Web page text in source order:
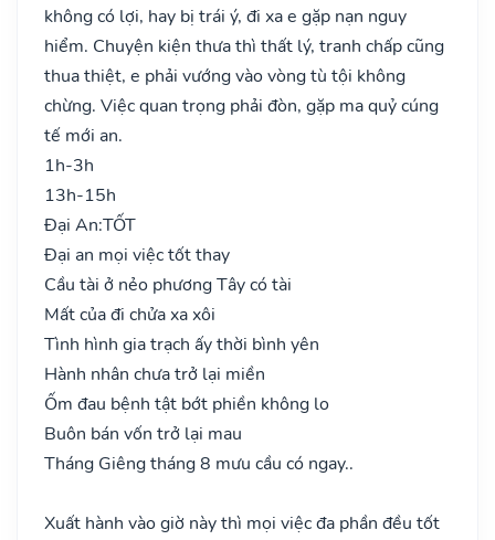
không có lợi, hay bị trái ý, đi xa e gặp nạn nguy
hiểm. Chuyện kiện thưa thì thất lý, tranh chấp cũng
thua thiệt, e phải vướng vào vòng tù tội không
chừng. Việc quan trọng phải đòn, gặp ma quỷ cúng
tế mới an.
1h-3h
13h-15h
Đại An:TỐT
Đại an mọi việc tốt thay
Cầu tài ở nẻo phương Tây có tài
Mất của đi chửa xa xôi
Tình hình gia trạch ấy thời bình yên
Hành nhân chưa trở lại miền
Ốm đau bệnh tật bớt phiền không lo
Buôn bán vốn trở lại mau
Tháng Giêng tháng 8 mưu cầu có ngay..
Xuất hành vào giờ này thì mọi việc đa phần đều tốt